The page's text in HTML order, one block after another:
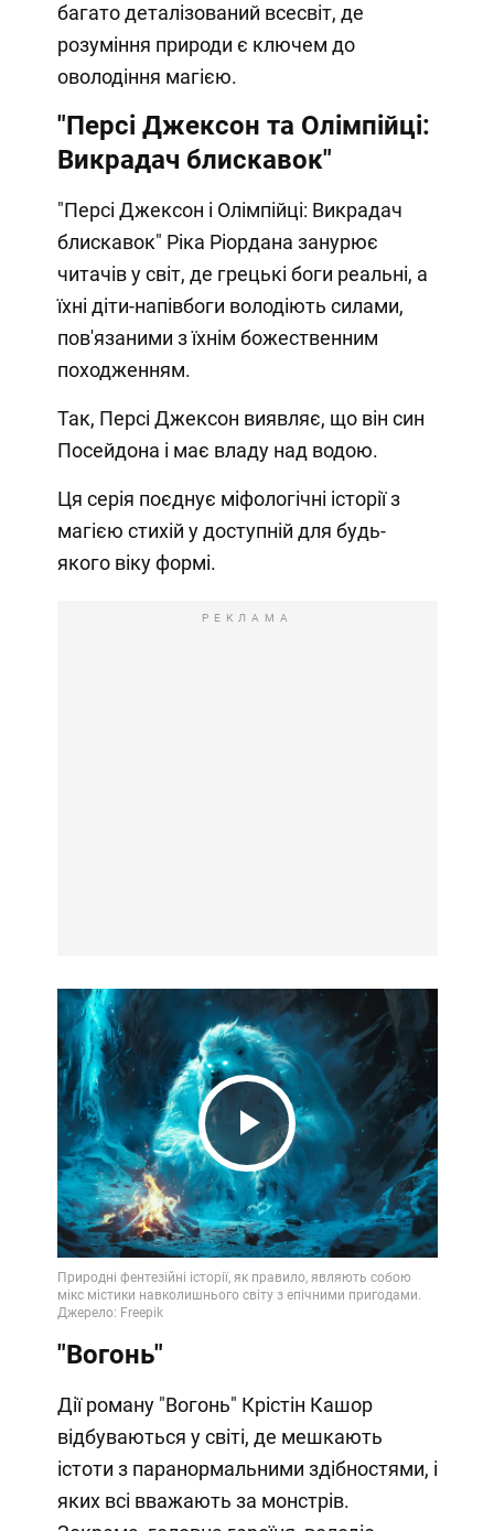
багато деталізований всесвіт, де
розуміння природи є ключем до
оволодіння магією.
"Персі Джексон та Олімпійці:
Викрадач блискавок"
"Персі Джексон і Олімпійці: Викрадач
блискавок" Ріка Ріордана занурює
читачів у світ, де грецькі боги реальні, а
їхні діти-напівбоги володіють силами,
пов'язаними з їхнім божественним
походженням.
Так, Персі Джексон виявляє, що він син
Посейдона і має владу над водою.
Ця серія поєднує міфологічні історії з
магією стихій у доступній для будь-
якого віку формі.
РЕКЛАМА
Play
Video
"Вогонь"
Дії роману "Вогонь" Крістін Кашор
відбуваються у світі, де мешкають
істоти з паранормальними здібностями, і
яких всі вважають за монстрів.